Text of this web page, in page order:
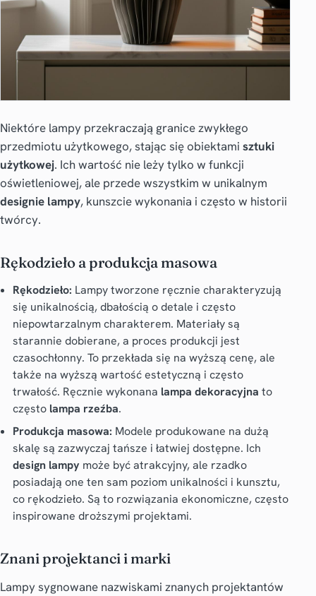
Niektóre lampy przekraczają granice zwykłego
przedmiotu użytkowego, stając się obiektami sztuki
użytkowej. Ich wartość nie leży tylko w funkcji
oświetleniowej, ale przede wszystkim w unikalnym
designie lampy, kunszcie wykonania i często w historii
twórcy.
Rękodzieło a produkcja masowa
Rękodzieło: Lampy tworzone ręcznie charakteryzują
się unikalnością, dbałością o detale i często
niepowtarzalnym charakterem. Materiały są
starannie dobierane, a proces produkcji jest
czasochłonny. To przekłada się na wyższą cenę, ale
także na wyższą wartość estetyczną i często
trwałość. Ręcznie wykonana lampa dekoracyjna to
często lampa rzeźba.
Produkcja masowa: Modele produkowane na dużą
skalę są zazwyczaj tańsze i łatwiej dostępne. Ich
design lampymoże być atrakcyjny, ale rzadko
posiadają one ten sam poziom unikalności i kunsztu,
co rękodzieło. Są to rozwiązania ekonomiczne, często
inspirowane droższymi projektami.
Znani projektanci i marki
Lampy sygnowane nazwiskami znanych projektantów